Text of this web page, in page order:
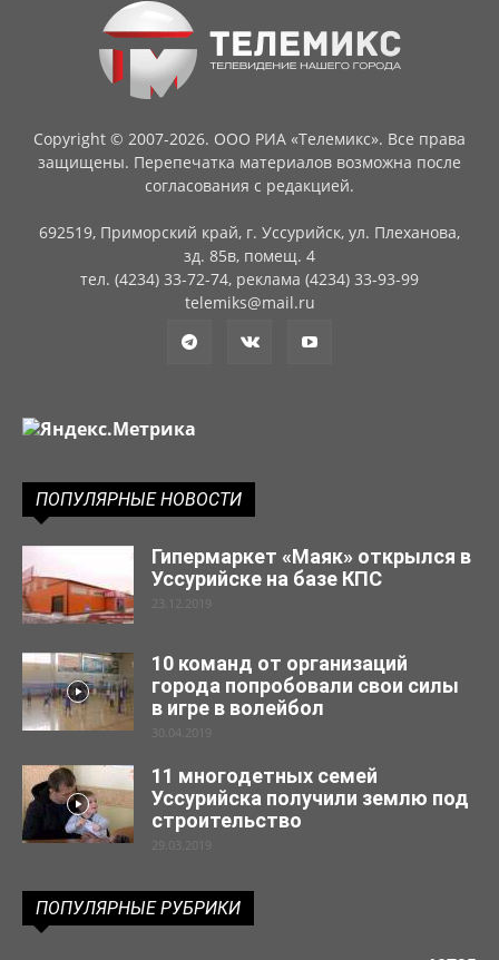
Copyright © 2007-2026. ООО РИА «Телемикс». Все права
защищены. Перепечатка материалов возможна после
согласования с редакцией.
692519, Приморский край, г. Уссурийск, ул. Плеханова,
зд. 85в, помещ. 4
тел. (4234) 33-72-74, реклама (4234) 33-93-99
telemiks@mail.ru
ПОПУЛЯРНЫЕ НОВОСТИ
Гипермаркет «Маяк» открылся в
Уссурийске на базе КПС
23.12.2019
10 команд от организаций
города попробовали свои силы
в игре в волейбол
30.04.2019
11 многодетных семей
Уссурийска получили землю под
строительство
29.03.2019
ПОПУЛЯРНЫЕ РУБРИКИ